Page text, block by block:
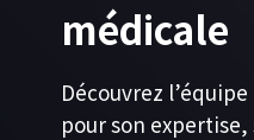
médicale
Découvrez
pour son